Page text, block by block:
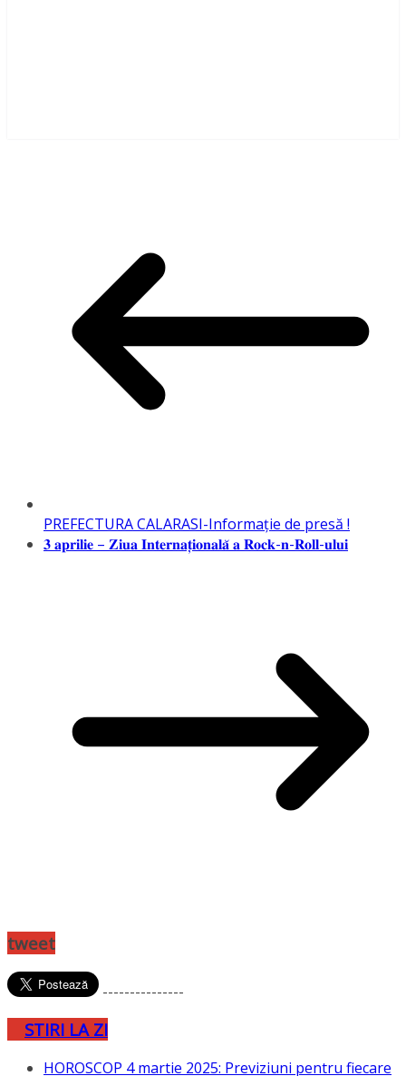
PREFECTURA CALARASI-Informaţie de presă !
𝟑 𝐚𝐩𝐫𝐢𝐥𝐢𝐞 – 𝐙𝐢𝐮𝐚 𝐈𝐧𝐭𝐞𝐫𝐧𝐚𝐭̦𝐢𝐨𝐧𝐚𝐥𝐚̆ 𝐚 𝐑𝐨𝐜𝐤-𝐧-𝐑𝐨𝐥𝐥-𝐮𝐥𝐮𝐢
tweet
---------------
STIRI LA ZI
HOROSCOP 4 martie 2025: Previziuni pentru fiecare